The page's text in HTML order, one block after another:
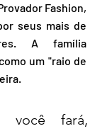
Fashion,
seus mais de
A família
um "raio de
você fará,